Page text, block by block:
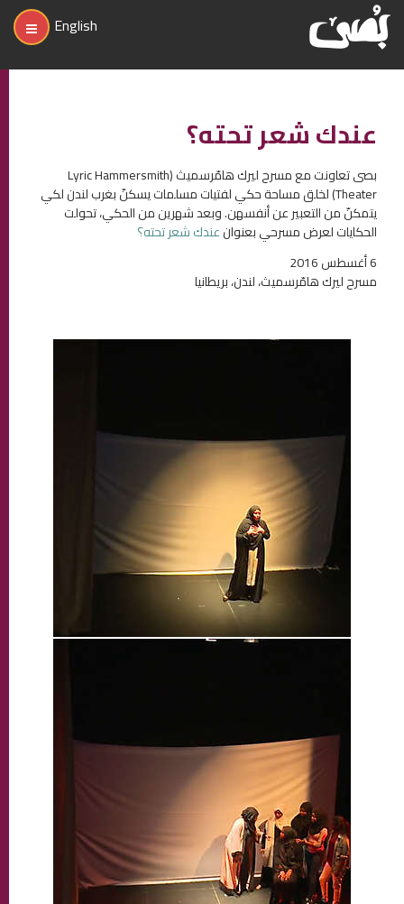
English
عندك شعر تحته؟
بصى تعاونت مع مسرح ليرك هامّرسميث (Lyric Hammersmith
Theater) لخلق مساحة حكي لفتيات مسلمات يسكنّ بغرب لندن لكي
يتمكنّ من التعبير عن أنفسهن. وبعد شهرين من الحكي، تحولت
الحكايات لعرض مسرحي بعنوانعندك شعر تحته؟
6 أغسطس 2016
مسرح ليرك هامّرسميث، لندن، بريطانيا